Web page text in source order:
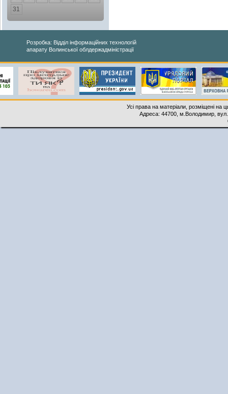
31
Розробка: Відділ інформаційних технологій
апарату Волинської облдержадміністрації
Усі права на матеріали, розміщені на
Адреса: 44700, м.Володимир,